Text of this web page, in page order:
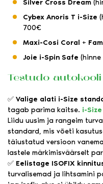
Silver Cross Dream
Cybex Anoris T i-Size
700€
Maxi-Cosi Coral +
Joie i-Spin Safe
Testudo
✅ Valige alati i-Size
tagab parima kaitse. i-Size
Liidu uusim ja rangeim
standard, mis võeti
täiustatud versioon
lastele märkimisväärselt
✅ Eelistage ISOFIX
turvalisemad ja lihtsamini